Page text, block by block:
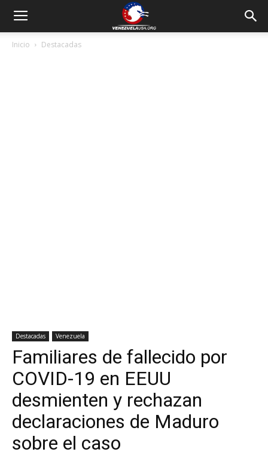
Inicio Destacadas
Destacadas Venezuela
Familiares de fallecido por
COVID-19 en EEUU
desmienten y rechazan
declaraciones de Maduro
sobre el caso